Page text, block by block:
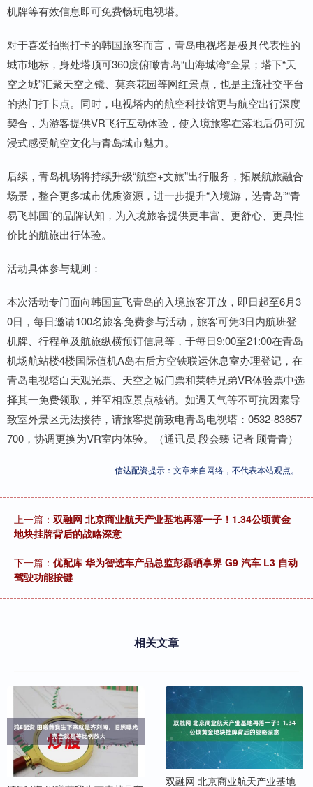
机牌等有效信息即可免费畅玩电视塔。
对于喜爱拍照打卡的韩国旅客而言，青岛电视塔是极具代表性的
城市地标，身处塔顶可360度俯瞰青岛“山海城湾”全景；塔下“天
空之城”汇聚天空之镜、莫奈花园等网红景点，也是主流社交平台
的热门打卡点。同时，电视塔内的航空科技馆更与航空出行深度
契合，为游客提供VR飞行互动体验，使入境旅客在落地后仍可沉
浸式感受航空文化与青岛城市魅力。
后续，青岛机场将持续升级“航空+文旅”出行服务，拓展航旅融合
场景，整合更多城市优质资源，进一步提升“入境游，选青岛”“青
易飞韩国”的品牌认知，为入境旅客提供更丰富、更舒心、更具性
价比的航旅出行体验。
活动具体参与规则：
本次活动专门面向韩国直飞青岛的入境旅客开放，即日起至6月3
0日，每日邀请100名旅客免费参与活动，旅客可凭3日内航班登
机牌、行程单及航旅纵横预订信息等，于每日9:00至21:00在青岛
机场航站楼4楼国际值机A岛右后方空铁联运休息室办理登记，在
青岛电视塔白天观光票、天空之城门票和莱特兄弟VR体验票中选
择其一免费领取，并至相应景点核销。如遇天气等不可抗因素导
致室外景区无法接待，请旅客提前致电青岛电视塔：0532-83657
700，协调更换为VR室内体验。（通讯员 段会臻 记者 顾青青）
信达配资提示：文章来自网络，不代表本站观点。
上一篇： 双融网 北京商业航天产业基地再落一子！1.34公顷黄金
地块挂牌背后的战略深意
下一篇： 优配库 华为智选车产品总监彭磊晒享界 G9 汽车 L3 自动
驾驶功能按键
相关文章
双融网 北京商业航天产业基地